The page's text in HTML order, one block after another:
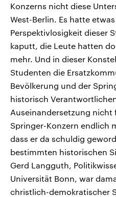
Konzerns nicht diese
West-Berlin. Es hatte
Perspektivlosigkeit dieser
kaputt, die Leute hatten
mehr. Und in dieser
Studenten die
Bevölkerung und der
historisch
Auseinandersetzung nicht
Springer-Konzern endlich
dass er da schuldig
bestimmten historischen
Gerd Langguth,
Universität Bonn, war
christlich-demokratischer